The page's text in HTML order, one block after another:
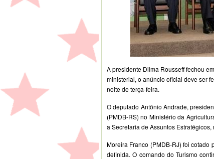
A presidente Dilma Rousseff fechou
ministerial, o anúncio oficial deve ser
noite de terça-feira.
O deputado Antônio Andrade,
(PMDB-RS) no Ministério da
a Secretaria de Assuntos
Moreira Franco (PMDB-RJ) foi cotado
definida. O comando do Turismo